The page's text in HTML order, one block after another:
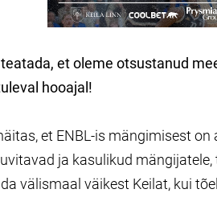
et oleme otsustanud
hooajal!
et ENBL-is mängimisest
ja kasulikud
välismaal väikest Keilat, kui